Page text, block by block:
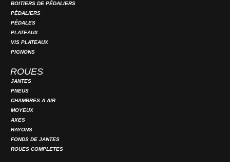
BOITIERS DE PÉDALIERS
PÉDALIERS
PÉDALES
PLATEAUX
VIS PLATEAUX
PIGNONS
ROUES
JANTES
PNEUS
CHAMBRES A AIR
MOYEUX
AXES
RAYONS
FONDS DE JANTES
ROUES COMPLETES